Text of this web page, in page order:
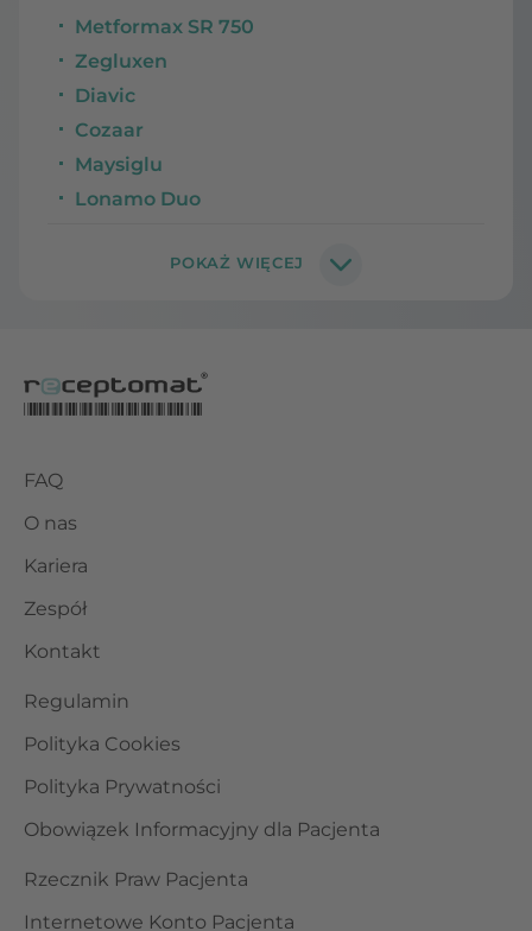
Metformax SR 750
Zegluxen
Diavic
Cozaar
Maysiglu
Lonamo Duo
FAQ
O nas
Kariera
Zespół
Kontakt
Regulamin
Polityka Cookies
Polityka Prywatności
Obowiązek Informacyjny dla Pacjenta
Rzecznik Praw Pacjenta
Internetowe Konto Pacjenta